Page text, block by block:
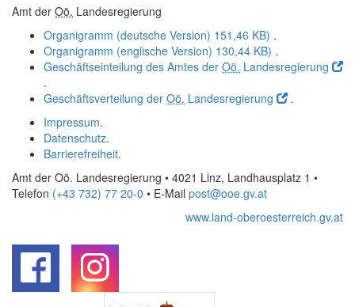
Amt der Oö. Landesregierung
Organigramm (deutsche Version) 151,46 KB) .
Organigramm (englische Version) 130,44 KB) .
Geschäftseinteilung des Amtes der Oö. Landesregierung
.
Geschäftsverteilung der Oö. Landesregierung
.
Impressum.
Datenschutz.
Barrierefreiheit.
Amt der Oö. Landesregierung • 4021 Linz, Landhausplatz 1 •
Telefon (+43 732) 77 20-0 • E-Mail post@ooe.gv.at
www.land-oberoesterreich.gv.at